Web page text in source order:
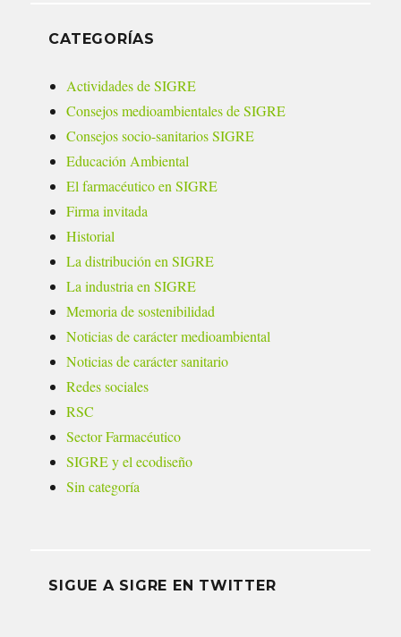
CATEGORÍAS
Actividades de SIGRE
Consejos medioambientales de SIGRE
Consejos socio-sanitarios SIGRE
Educación Ambiental
El farmacéutico en SIGRE
Firma invitada
Historial
La distribución en SIGRE
La industria en SIGRE
Memoria de sostenibilidad
Noticias de carácter medioambiental
Noticias de carácter sanitario
Redes sociales
RSC
Sector Farmacéutico
SIGRE y el ecodiseño
Sin categoría
SIGUE A SIGRE EN TWITTER